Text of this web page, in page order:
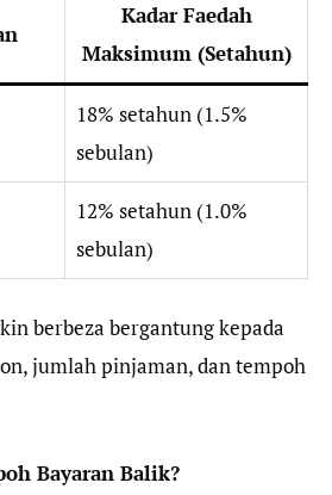
Kadar Faedah
Maksimum (Setahun)
18% setahun (1.5%
sebulan)
12% setahun (1.0%
sebulan)
berbeza bergantung kepada
jumlah pinjaman, dan tempoh
Bayaran Balik?